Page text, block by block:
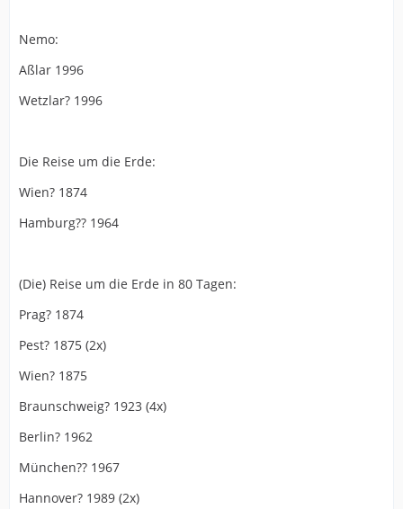
Nemo:
Aßlar 1996
Wetzlar? 1996
Die Reise um die Erde:
Wien? 1874
Hamburg?? 1964
(Die) Reise um die Erde in 80 Tagen:
Prag? 1874
Pest? 1875 (2x)
Wien? 1875
Braunschweig? 1923 (4x)
Berlin? 1962
München?? 1967
Hannover? 1989 (2x)